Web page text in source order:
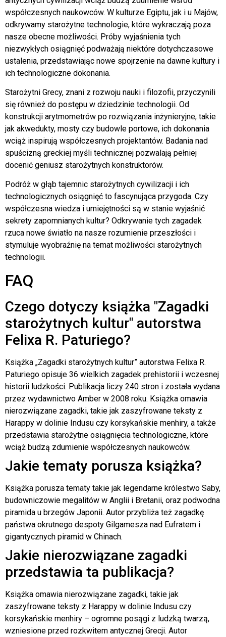
współczesnych naukowców. W kulturze Egiptu, jak i u Majów,
odkrywamy starożytne technologie, które wykraczają poza
nasze obecne możliwości. Próby wyjaśnienia tych
niezwykłych osiągnięć podważają niektóre dotychczasowe
ustalenia, przedstawiając nowe spojrzenie na dawne kultury i
ich technologiczne dokonania.
Starożytni Grecy, znani z rozwoju nauki i filozofii, przyczynili
się również do postępu w dziedzinie technologii. Od
konstrukcji arytmometrów po rozwiązania inżynieryjne, takie
jak akwedukty, mosty czy budowle portowe, ich dokonania
wciąż inspirują współczesnych projektantów. Badania nad
spuścizną greckiej myśli technicznej pozwalają pełniej
docenić geniusz starożytnych konstruktorów.
Podróż w głąb tajemnic starożytnych cywilizacji i ich
technologicznych osiągnięć to fascynująca przygoda. Czy
współczesna wiedza i umiejętności są w stanie wyjaśnić
sekrety zapomnianych kultur? Odkrywanie tych zagadek
rzuca nowe światło na nasze rozumienie przeszłości i
stymuluje wyobraźnię na temat możliwości starożytnych
technologii.
FAQ
Czego dotyczy książka "Zagadki
starożytnych kultur" autorstwa
Felixa R. Paturiego?
Książka „Zagadki starożytnych kultur” autorstwa Felixa R.
Paturiego opisuje 36 wielkich zagadek prehistorii i wczesnej
historii ludzkości. Publikacja liczy 240 stron i została wydana
przez wydawnictwo Amber w 2008 roku. Książka omawia
nierozwiązane zagadki, takie jak zaszyfrowane teksty z
Harappy w dolinie Indusu czy korsykańskie menhiry, a także
przedstawia starożytne osiągnięcia technologiczne, które
wciąż budzą zdumienie współczesnych naukowców.
Jakie tematy porusza książka?
Książka porusza tematy takie jak legendarne królestwo Saby,
budowniczowie megalitów w Anglii i Bretanii, oraz podwodna
piramida u brzegów Japonii. Autor przybliża też zagadkę
państwa okrutnego despoty Gilgamesza nad Eufratem i
gigantycznych piramid w Chinach.
Jakie nierozwiązane zagadki
przedstawia ta publikacja?
Książka omawia nierozwiązane zagadki, takie jak
zaszyfrowane teksty z Harappy w dolinie Indusu czy
korsykańskie menhiry – ogromne posągi z ludzką twarzą,
wzniesione przed rozkwitem antycznej Grecji. Autor